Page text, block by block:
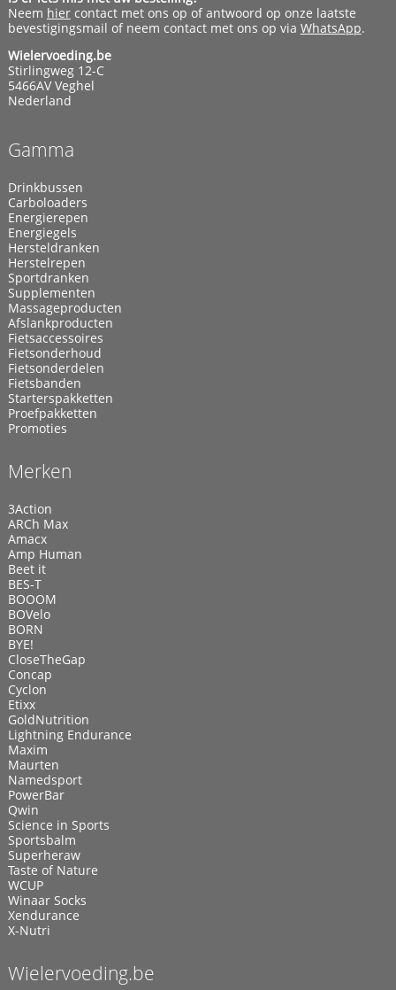
Neem hiercontact met ons op of antwoord op onze laatste
bevestigingsmail of neem contact met ons op via WhatsApp.
Wielervoeding.be
Stirlingweg 12-C
5466AV Veghel
Nederland
Gamma
Drinkbussen
Carboloaders
Energierepen
Energiegels
Hersteldranken
Herstelrepen
Sportdranken
Supplementen
Massageproducten
Afslankproducten
Fietsaccessoires
Fietsonderhoud
Fietsonderdelen
Fietsbanden
Starterspakketten
Proefpakketten
Promoties
Merken
3Action
ARCh Max
Amacx
Amp Human
Beet it
BES-T
BOOOM
BOVelo
BORN
BYE!
CloseTheGap
Concap
Cyclon
Etixx
GoldNutrition
Lightning Endurance
Maxim
Maurten
Namedsport
PowerBar
Qwin
Science in Sports
Sportsbalm
Superheraw
Taste of Nature
WCUP
Winaar Socks
Xendurance
X-Nutri
Wielervoeding.be